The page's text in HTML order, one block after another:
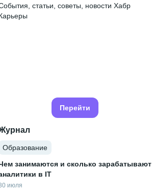
статьи, советы, новости Хабр
Перейти
Образование
занимаются и сколько зарабатывают
в IT
июля